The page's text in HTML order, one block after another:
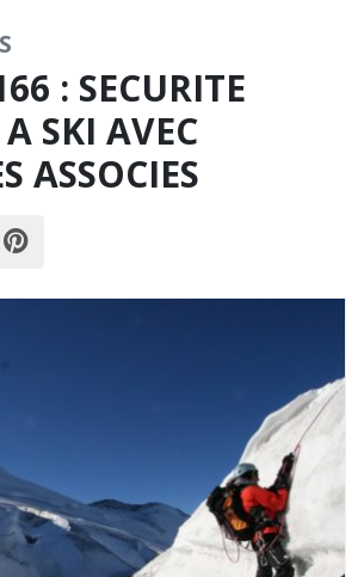
: SECURITE
SKI AVEC
ASSOCIES